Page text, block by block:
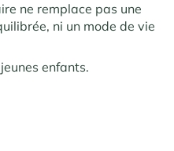
ne remplace pas une
ni un mode de vie
enfants.